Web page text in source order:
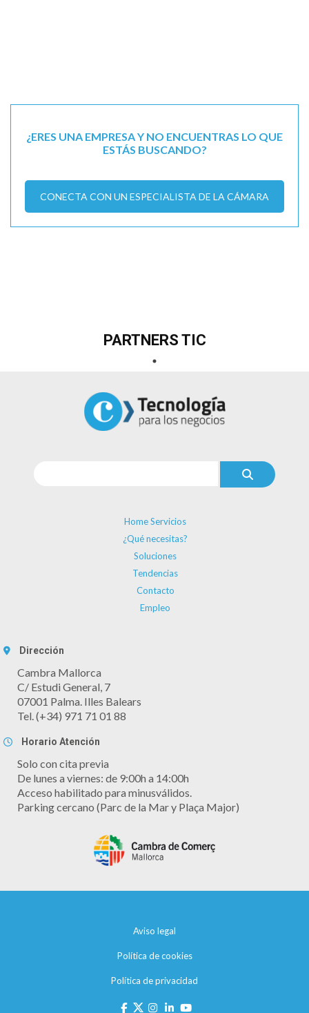
¿ERES UNA EMPRESA Y NO ENCUENTRAS LO QUE
ESTÁS BUSCANDO?
CONECTA CON UN ESPECIALISTA DE LA CÁMARA
PARTNERS TIC
Home Servicios
¿Qué necesitas?
Soluciones
Tendencias
Contacto
Empleo
Dirección
Cambra Mallorca
C/ Estudi General, 7
07001 Palma. Illes Balears
Tel. (+34) 971 71 01 88
Horario Atención
Solo con cita previa
De lunes a viernes: de 9:00h a 14:00h
Acceso habilitado para minusválidos.
Parking cercano (Parc de la Mar y Plaça Major)
Aviso legal
Política de cookies
Política de privacidad